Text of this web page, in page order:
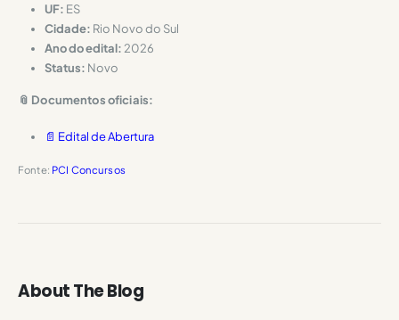
UF: ES
Cidade: Rio Novo do Sul
Ano do edital: 2026
Status: Novo
📎 Documentos oficiais:
📄 Edital de Abertura
Fonte: PCI Concursos
About The Blog